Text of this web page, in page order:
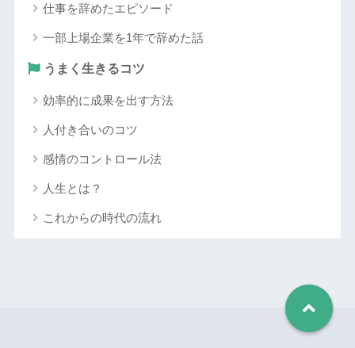
仕事を辞めたエピソード
一部上場企業を1年で辞めた話
うまく生きるコツ
効率的に成果を出す方法
人付き合いのコツ
感情のコントロール法
人生とは？
これからの時代の流れ